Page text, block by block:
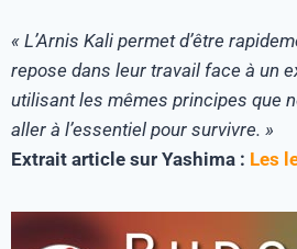
« L’Arnis Kali permet d’être
repose dans leur travail face à un
utilisant les mêmes principes que
aller à l’essentiel pour survivre. »
Extrait article sur Yashima : Les